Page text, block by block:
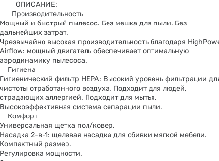
ОПИСАНИЕ:
Производительность
Мощный и быстрый пылесос. Без мешка для пыли. Без
дальнейших затрат.
Чрезвычайно высокая производительность благодаря
Airflow: мощный двигатель обеспечивает оптимальную
аэродинамику пылесоса.
Гигиена
Гигиенический фильтр HEPA: Высокий уровень фильтрации
чистоты отработанного воздуха. Подходит для людей,
страдающих аллергией. Подходит для мытья.
Высокоэффективная система сепарации пыли.
Комфорт
Универсальная щетка пол/ковер.
Насадка 2-в-1: щелевая насадка для обивки мягкой мебели.
Компактный размер.
Регулировка мощности.